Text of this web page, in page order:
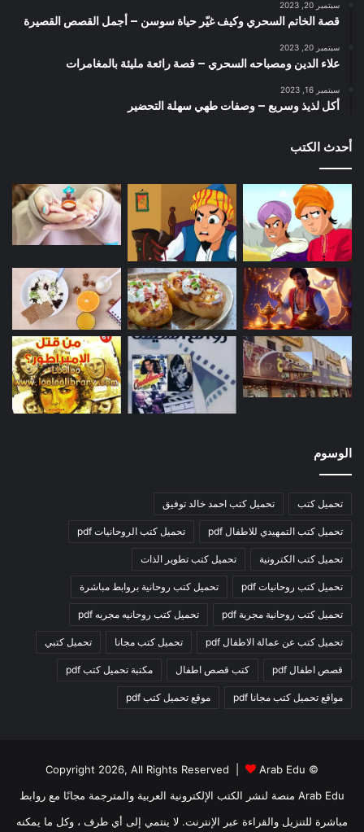
سبتمبر 20, 2023
قصة الخاتم السحري وكيف غيّر حياة سوسن – أجمل القصص القصيرة
سبتمبر 20, 2023
علاء الدين ومصباحه السحري – قصة رائعة مليئة بالمغامرات
سبتمبر 16, 2023
أكل لذيذ وسريع – وصفات طهي سهلة التحضير
أحدث الكتب
الوسوم
تحميل كتب تحميل كتب احمد خالد توفيق
تحميل كتب التمهيدي للاطفال pdf تحميل كتب الروحانيات pdf
تحميل كتب الكترونية تحميل كتب تطوير الذات
تحميل كتب روحانيات pdf تحميل كتب روحانية بروابط مباشرة
تحميل كتب روحانية مجربة pdf تحميل كتب روحانيه مجربه pdf
تحميل كتب عن عمالة الاطفال pdf تحميل كتب مجانا تحميل كتبي
قصص اطفال pdf كتب قصص اطفال مكتبة تحميل كتب pdf
مواقع تحميل كتب مجانا pdf موقع تحميل كتب pdf
© Copyright 2026, All Rights Reserved |
Arab Edu
Arab Edu منصة لنشر الكتب الإلكترونية العربية والمترجمة مجانًا مع روابط
مباشرة للتنزيل والقراءة عبر الإنترنت. لا ينتمي إلى أي طرف ، وكل ما يمكنه